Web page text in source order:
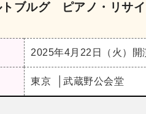
トブルグ ピアノ・リサ
2025年4月22日（火） 開
東京 武蔵野公会堂